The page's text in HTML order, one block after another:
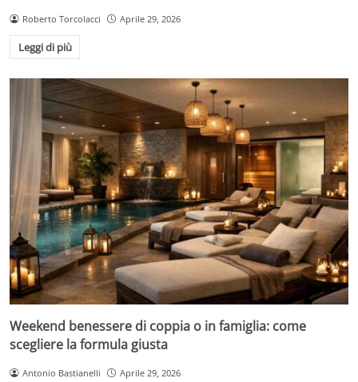
Roberto Torcolacci Aprile 29, 2026
Leggi di più
Weekend benessere di coppia o in famiglia: come
scegliere la formula giusta
Antonio Bastianelli Aprile 29, 2026